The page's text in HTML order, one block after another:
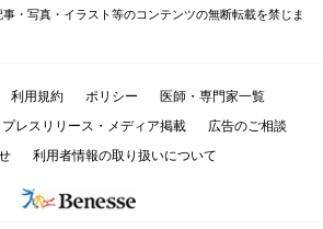
・写真・イラスト等のコンテンツの無断転載を禁じま
利用規約 ポリシー
医師・専門家一覧
レスリリース・メディア掲載
広告のご相談
利用者情報の取り扱いについて